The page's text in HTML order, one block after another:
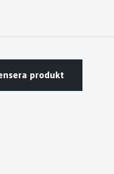
produkt